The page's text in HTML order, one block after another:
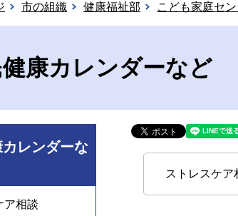
市の組織 健康福祉部 こども家庭セ
康カレンダーなど
レンダーな
ア相談
ストレスケア